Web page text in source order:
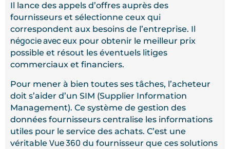
Il lance des appels d’offres auprès des
fournisseurs et sélectionne ceux qui
correspondent aux besoins de l’entreprise. Il
négocie avec eux pour obtenir le meilleur prix
possible et résout les éventuels litiges
commerciaux et financiers.
Pour mener à bien toutes ses tâches, l’acheteur
doit s’aider d’un SIM (Supplier Information
Management). Ce système de gestion des
données fournisseurs centralise les informations
utiles pour le service des achats. C’est une
véritable Vue 360 du fournisseur que ces solutions